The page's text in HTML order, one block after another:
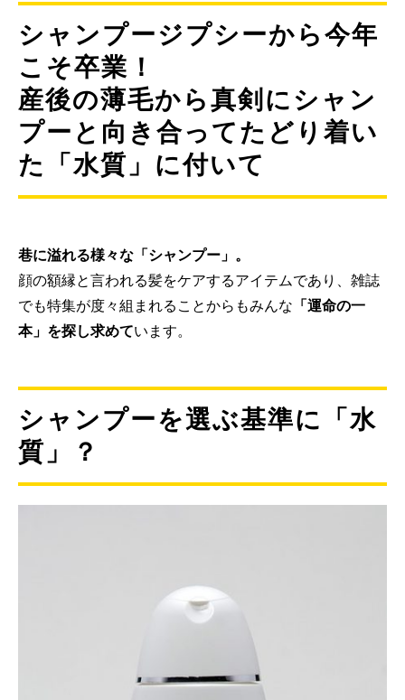
シャンプージプシーから今年
こそ卒業！
産後の薄毛から真剣にシャン
プーと向き合ってたどり着い
た「水質」に付いて
巷に溢れる様々な「シャンプー」。
顔の額縁と言われる髪をケアするアイテムであり、雑誌
でも特集が度々組まれることからもみんな 「運命の一
本」を探し求めています。
シャンプーを選ぶ基準に「水
質」？